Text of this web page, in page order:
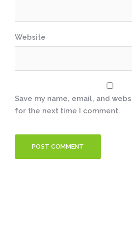
Website
Save my name, email, and
for the next time I comment.